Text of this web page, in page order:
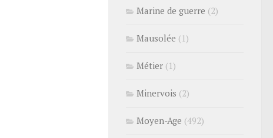
Marine de guerre (2)
Mausolée (1)
Métier (1)
Minervois (2)
Moyen-Age (492)